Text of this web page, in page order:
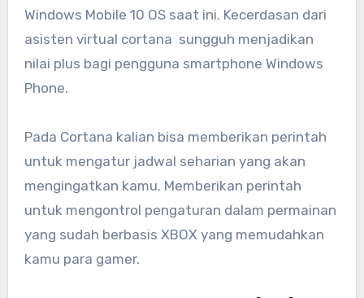
Windows Mobile 10 OS saat ini. Kecerdasan dari
asisten virtual cortana sungguh menjadikan
nilai plus bagi pengguna smartphone Windows
Phone.
Pada Cortana kalian bisa memberikan perintah
untuk mengatur jadwal seharian yang akan
mengingatkan kamu. Memberikan perintah
untuk mengontrol pengaturan dalam permainan
yang sudah berbasis XBOX yang memudahkan
kamu para gamer.